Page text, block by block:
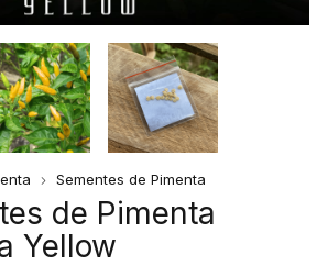
Sementes de Pimenta
de Pimenta
Yellow